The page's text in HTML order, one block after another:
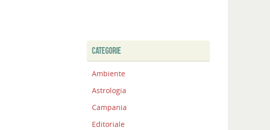
CATEGORIE
Ambiente
Astrologia
Campania
Editoriale